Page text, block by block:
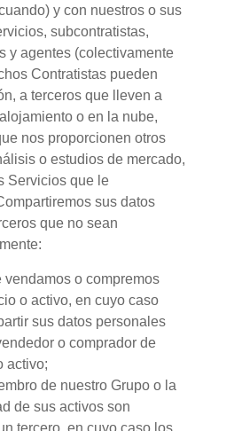
y con nuestros o sus
subcontratistas,
y agentes (colectivamente
Contratistas pueden
a terceros que lleven a
o en la nube,
nos proporcionen otros
o estudios de mercado,
Servicios que le
sus datos
que no sean
vendamos o compremos
o activo, en cuyo caso
sus datos personales
o comprador de
activo;
de nuestro Grupo o la
de sus activos son
tercero, en cuyo caso los